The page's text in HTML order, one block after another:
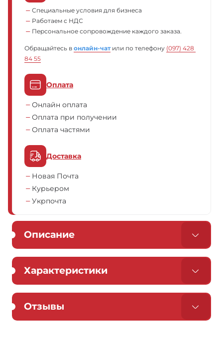
Специальные условия для бизнеса
Работаем с НДС
Персональное сопровождение каждого заказа.
Обращайтесь в онлайн-чатили по телефону (097) 428
84 55
Оплата
Онлайн оплата
Оплата при получении
Оплата частями
Доставка
Новая Почта
Курьером
Укрпочта
Описание
Характеристики
Отзывы